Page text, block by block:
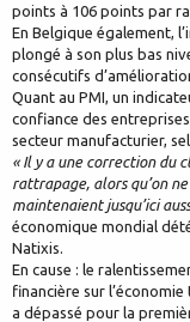
points à 106 points par
En Belgique également,
plongé à son plus bas
consécutifs
Quant au PMI, un
confiance des
secteur manufacturier,
« Il y a une correction du
rattrapage, alors qu’on
maintenaient jusqu’ici
économique mondial
Natixis.
En cause : le
financière sur
a dépassé pour la